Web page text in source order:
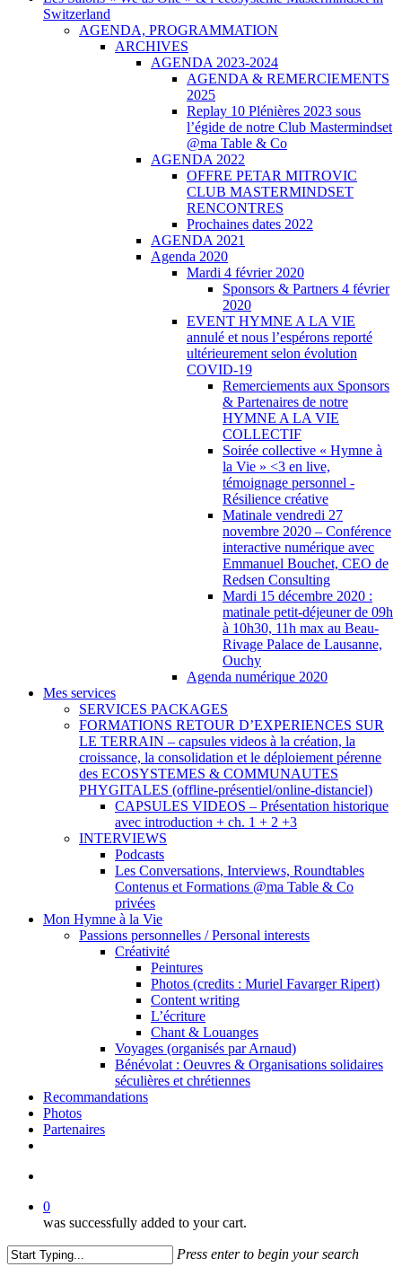
Switzerland
AGENDA, PROGRAMMATION
ARCHIVES
AGENDA 2023-2024
AGENDA & REMERCIEMENTS
2025
Replay 10 Plénières 2023 sous
l’égide de notre Club Mastermindset
@ma Table & Co
AGENDA 2022
OFFRE PETAR MITROVIC
CLUB MASTERMINDSET
RENCONTRES
Prochaines dates 2022
AGENDA 2021
Agenda 2020
Mardi 4 février 2020
Sponsors & Partners 4 février
2020
EVENT HYMNE A LA VIE
annulé et nous l’espérons reporté
ultérieurement selon évolution
COVID-19
Remerciements aux Sponsors
& Partenaires de notre
HYMNE A LA VIE
COLLECTIF
Soirée collective « Hymne à
la Vie » <3 en live,
témoignage personnel -
Résilience créative
Matinale vendredi 27
novembre 2020 – Conférence
interactive numérique avec
Emmanuel Bouchet, CEO de
Redsen Consulting
Mardi 15 décembre 2020 :
matinale petit-déjeuner de 09h
à 10h30, 11h max au Beau-
Rivage Palace de Lausanne,
Ouchy
Agenda numérique 2020
Mes services
SERVICES PACKAGES
FORMATIONS RETOUR D’EXPERIENCES SUR
LE TERRAIN – capsules videos à la création, la
croissance, la consolidation et le déploiement pérenne
des ECOSYSTEMES & COMMUNAUTES
PHYGITALES (offline-présentiel/online-distanciel)
CAPSULES VIDEOS – Présentation historique
avec introduction + ch. 1 + 2 +3
INTERVIEWS
Podcasts
Les Conversations, Interviews, Roundtables
Contenus et Formations @ma Table & Co
privées
Mon Hymne à la Vie
Passions personnelles / Personal interests
Créativité
Peintures
Photos (credits : Muriel Favarger Ripert)
Content writing
L’écriture
Chant & Louanges
Voyages (organisés par Arnaud)
Bénévolat : Oeuvres & Organisations solidaires
séculières et chrétiennes
Recommandations
Photos
Partenaires
0
was successfully added to your cart.
Press enter to begin your search